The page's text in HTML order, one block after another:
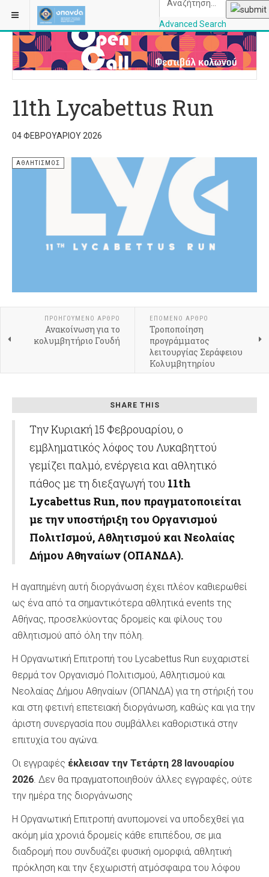
Advanced Search
ΒΡΊΣΚΕΣΤΕ ΕΔΏ: ΑΡΧΙΚΉ
11th Lycabettus Run
04 ΦΕΒΡΟΥΑΡΊΟΥ 2026
ΑΘΛΗΤΙΣΜΌΣ
ΠΡΟΗΓΟΎΜΕΝΟ ΆΡΘΡΟ
Ανακοίνωση για το
κολυμβητήριο Γουδή
ΕΠΌΜΕΝΟ ΆΡΘΡΟ
Τροποποίηση
προγράμματος
λειτουργίας Σεράφειου
Κολυμβητηρίου
SHARE THIS
Την Κυριακή 15 Φεβρουαρίου, ο
εμβληματικός λόφος του Λυκαβηττού
γεμίζει παλμό, ενέργεια και αθλητικό
πάθος με τη διεξαγωγή του 11th
Lycabettus Run, που πραγματοποιείται
με την υποστήριξη του Οργανισμού
ΠολιτΙσμού, Αθλητισμού και Νεολαίας
Δήμου Αθηναίων (ΟΠΑΝΔΑ).
Η αγαπημένη αυτή διοργάνωση έχει πλέον καθιερωθεί
ως ένα από τα σημαντικότερα αθλητικά events της
Αθήνας, προσελκύοντας δρομείς και φίλους του
αθλητισμού από όλη την πόλη.
Η Οργανωτική Επιτροπή του Lycabettus Run ευχαριστεί
θερμά τον Οργανισμό Πολιτισμού, Αθλητισμού και
Νεολαίας Δήμου Αθηναίων (ΟΠΑΝΔΑ) για τη στήριξή του
και στη φετινή επετειακή διοργάνωση, καθώς και για την
άριστη συνεργασία που συμβάλλει καθοριστικά στην
επιτυχία του αγώνα.
Οι εγγραφές έκλεισαν την Τετάρτη 28 Ιανουαρίου
2026. Δεν θα πραγματοποιηθούν άλλες εγγραφές, ούτε
την ημέρα της διοργάνωσης
Η Οργανωτική Επιτροπή ανυπομονεί να υποδεχθεί για
ακόμη μία χρονιά δρομείς κάθε επιπέδου, σε μια
διαδρομή που συνδυάζει φυσική ομορφιά, αθλητική
πρόκληση και την ξεχωριστή ατμόσφαιρα του λόφου